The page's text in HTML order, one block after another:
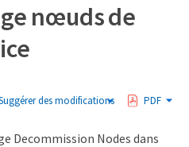
nœuds de
des modifications PDF
Decommission Nodes dans